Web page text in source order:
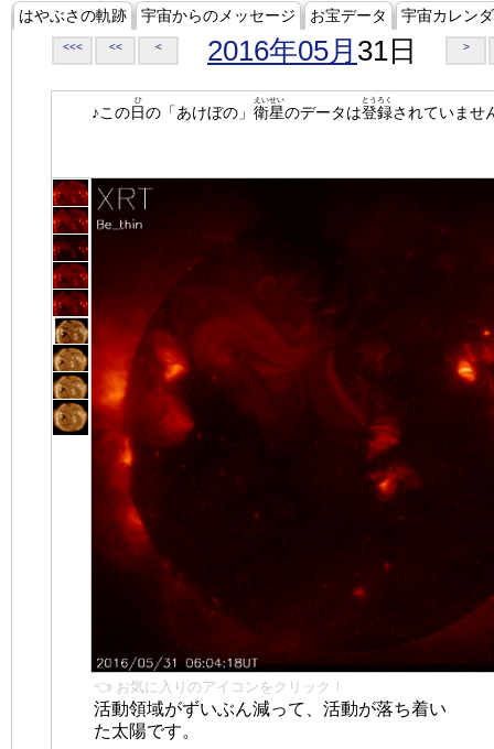
はやぶさの軌跡 宇宙からのメッセージ お宝データ 宇宙カレン
<<< << < 2016年05月 31日 >
♪この日
ひ
の「あけぼの」 衛星
えいせい
のデータは登録
とうろく
されていませ
👈 お気に入りのアイコンをクリック！
活動領域がずいぶん減って、活動が落ち着い
た太陽です。